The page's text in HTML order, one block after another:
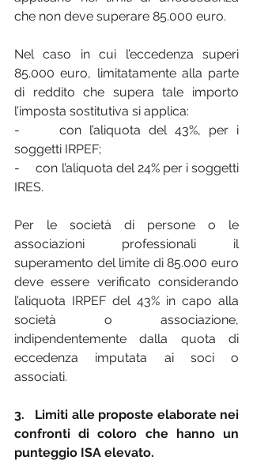
che non deve superare 85.000 euro.
Nel caso in cui l’eccedenza superi
85.000 euro, limitatamente alla parte
di reddito che supera tale importo
l’imposta sostitutiva si applica:
-     con l’aliquota del 43%, per i
soggetti IRPEF;
-     con l’aliquota del 24% per i soggetti
IRES.
Per le società di persone o le
associazioni professionali il
superamento del limite di 85.000 euro
deve essere verificato considerando
l’aliquota IRPEF del 43% in capo alla
società o associazione,
indipendentemente dalla quota di
eccedenza imputata ai soci o
associati.
3.   Limiti alle proposte elaborate nei
confronti di coloro che hanno un
punteggio ISA elevato.